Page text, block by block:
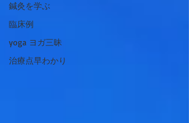
鍼灸を学ぶ
臨床例
yoga ヨガ三昧
治療点早わかり